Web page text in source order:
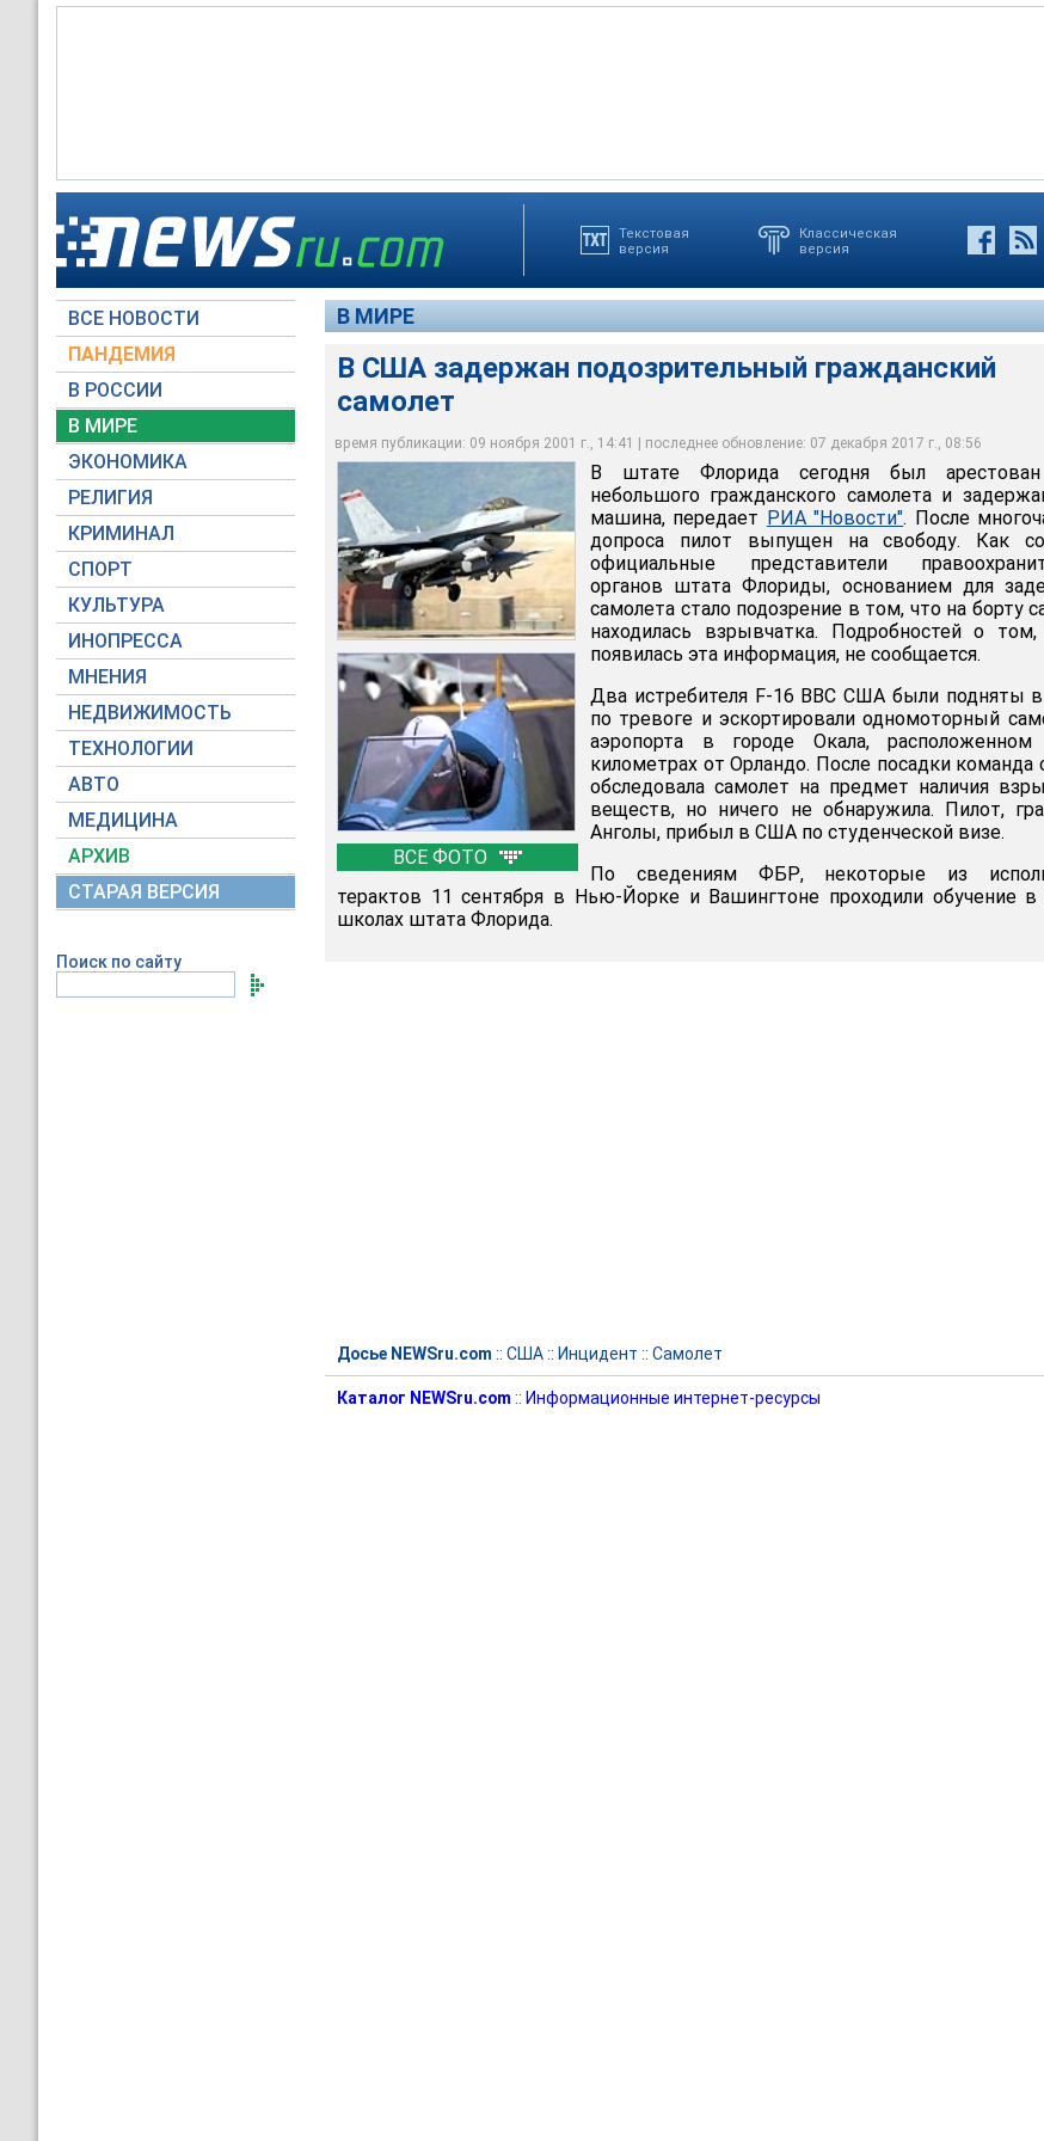
Текстовая
версия
Классическая
версия
ВСЕ НОВОСТИ
ПАНДЕМИЯ
В РОССИИ
В МИРЕ
ЭКОНОМИКА
РЕЛИГИЯ
КРИМИНАЛ
СПОРТ
КУЛЬТУРА
ИНОПРЕССА
МНЕНИЯ
НЕДВИЖИМОСТЬ
ТЕХНОЛОГИИ
АВТО
МЕДИЦИНА
АРХИВ
СТАРАЯ ВЕРСИЯ
Поиск по сайту
В МИРЕ
В США задержан подозрительный гражданский
самолет
время публикации: 09 ноября 2001 г., 14:41 | последнее обновление: 07 декабря 2017 г., 08:56
ВСЕ ФОТО
В штате Флорида сегодня был арестован пилот небольшого гражданского самолета
и задержана сама машина
Архив NTVRU.com
Основанием для задержания самолета стало подозрение в том, что на борту
самолета находилась взрывчатка
Архив NTVRU.com
После многочасового допроса пилот выпущен на свободу
Архив NTVRU.com
В штате Флорида сегодня был
небольшого гражданского самолета и
машина, передает РИА "Новости". После
допроса пилот выпущен на свободу. Как
официальные представители
органов штата Флориды, основанием для
самолета стало подозрение в том, что на борту
находилась взрывчатка. Подробностей о том,
появилась эта информация, не сообщается.
Два истребителя F-16 ВВС США были подняты
по тревоге и эскортировали одномоторный
аэропорта в городе Окала,
километрах от Орландо. После посадки команда
обследовала самолет на предмет наличия
веществ, но ничего не обнаружила. Пилот,
Анголы, прибыл в США по студенческой визе.
По сведениям ФБР, некоторые из
терактов 11 сентября в Нью-Йорке и Вашингтоне проходили обучение в
школах штата Флорида.
Досье NEWSru.com :: США:: Инцидент :: Самолет
Каталог NEWSru.com :: Информационные интернет-ресурсы